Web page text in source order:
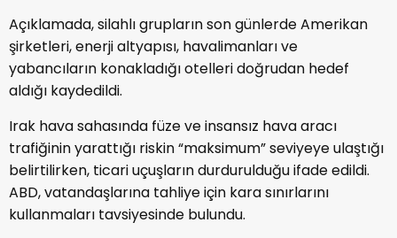
Açıklamada, silahlı grupların son günlerde Amerikan
şirketleri, enerji altyapısı, havalimanları ve
yabancıların konakladığı otelleri doğrudan hedef
aldığı kaydedildi.
Irak hava sahasında füze ve insansız hava aracı
trafiğinin yarattığı riskin “maksimum” seviyeye ulaştığı
belirtilirken, ticari uçuşların durdurulduğu ifade edildi.
ABD, vatandaşlarına tahliye için kara sınırlarını
kullanmaları tavsiyesinde bulundu.